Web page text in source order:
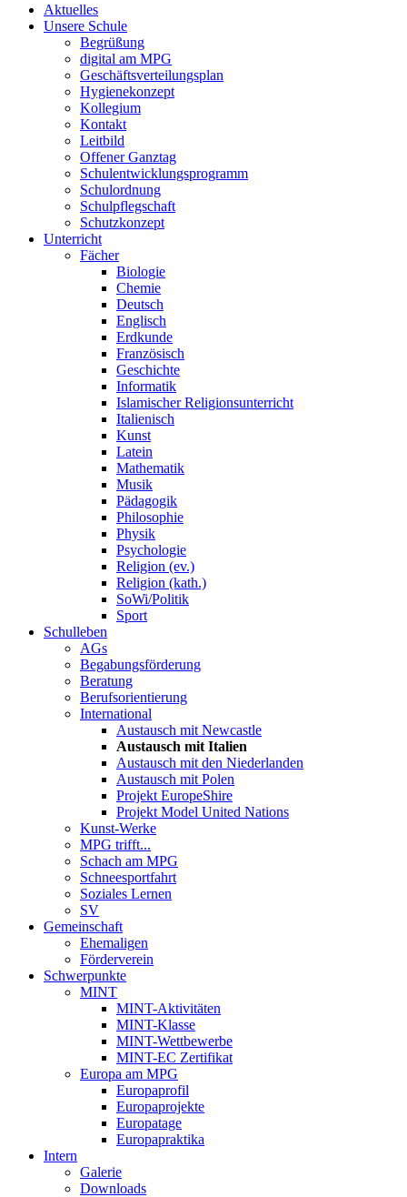
Aktuelles
Unsere Schule
Begrüßung
digital am MPG
Geschäftsverteilungsplan
Hygienekonzept
Kollegium
Kontakt
Leitbild
Offener Ganztag
Schulentwicklungsprogramm
Schulordnung
Schulpflegschaft
Schutzkonzept
Unterricht
Fächer
Biologie
Chemie
Deutsch
Englisch
Erdkunde
Französisch
Geschichte
Informatik
Islamischer Religionsunterricht
Italienisch
Kunst
Latein
Mathematik
Musik
Pädagogik
Philosophie
Physik
Psychologie
Religion (ev.)
Religion (kath.)
SoWi/Politik
Sport
Schulleben
AGs
Begabungsförderung
Beratung
Berufsorientierung
International
Austausch mit Newcastle
Austausch mit Italien
Austausch mit den Niederlanden
Austausch mit Polen
Projekt EuropeShire
Projekt Model United Nations
Kunst-Werke
MPG trifft...
Schach am MPG
Schneesportfahrt
Soziales Lernen
SV
Gemeinschaft
Ehemaligen
Förderverein
Schwerpunkte
MINT
MINT-Aktivitäten
MINT-Klasse
MINT-Wettbewerbe
MINT-EC Zertifikat
Europa am MPG
Europaprofil
Europaprojekte
Europatage
Europapraktika
Intern
Galerie
Downloads